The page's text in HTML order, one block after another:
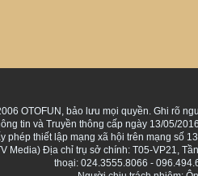
OTOFUN, bảo lưu mọi quyền. Ghi rõ
tin và Truyền thông cấp ngày 13/05/
phép thiết lập mạng xã hội trên mạng số
Media) Địa chỉ trụ sở chính: T05-VP21,
thoại: 024.3555.8066 -